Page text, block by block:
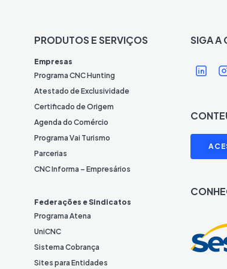
PRODUTOS E SERVIÇOS
Empresas
Programa CNC Hunting
Atestado de Exclusividade
Certificado de Origem
Agenda do Comércio
Programa Vai Turismo
Parcerias
CNC Informa – Empresários
Federações e Sindicatos
Programa Atena
UniCNC
Sistema Cobrança
Sites para Entidades
SIGA A
Í
c
n
e
L
i
k
e
I
n
Í
I